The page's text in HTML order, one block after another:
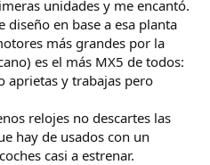
unidades y me encantó.
diseño en base a esa planta
más grandes por la
es el más MX5 de todos:
aprietas y trabajas pero
relojes no descartes las
hay de usados con un
casi a estrenar.